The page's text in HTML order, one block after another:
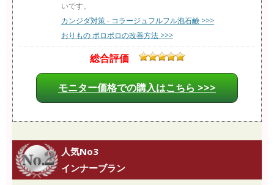
いです。
カンジダ対策 - コラージュフルフル泡石鹸 >>>
おりもの ポロポロの改善方法 >>>
総合評価
モニター価格での購入はこちら >>>
人気No3
インナーブラン